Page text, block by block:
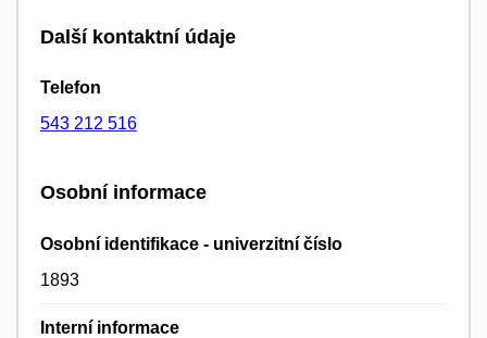
Další kontaktní údaje
Telefon
543 212 516
Osobní informace
Osobní identifikace - univerzitní číslo
1893
Interní informace